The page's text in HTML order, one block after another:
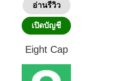
อ่านรีวิว
เปิดบัญชี
Eight Cap